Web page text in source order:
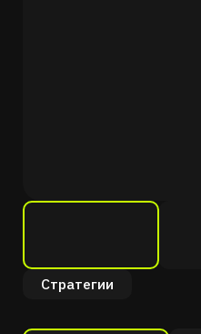
Стратегии